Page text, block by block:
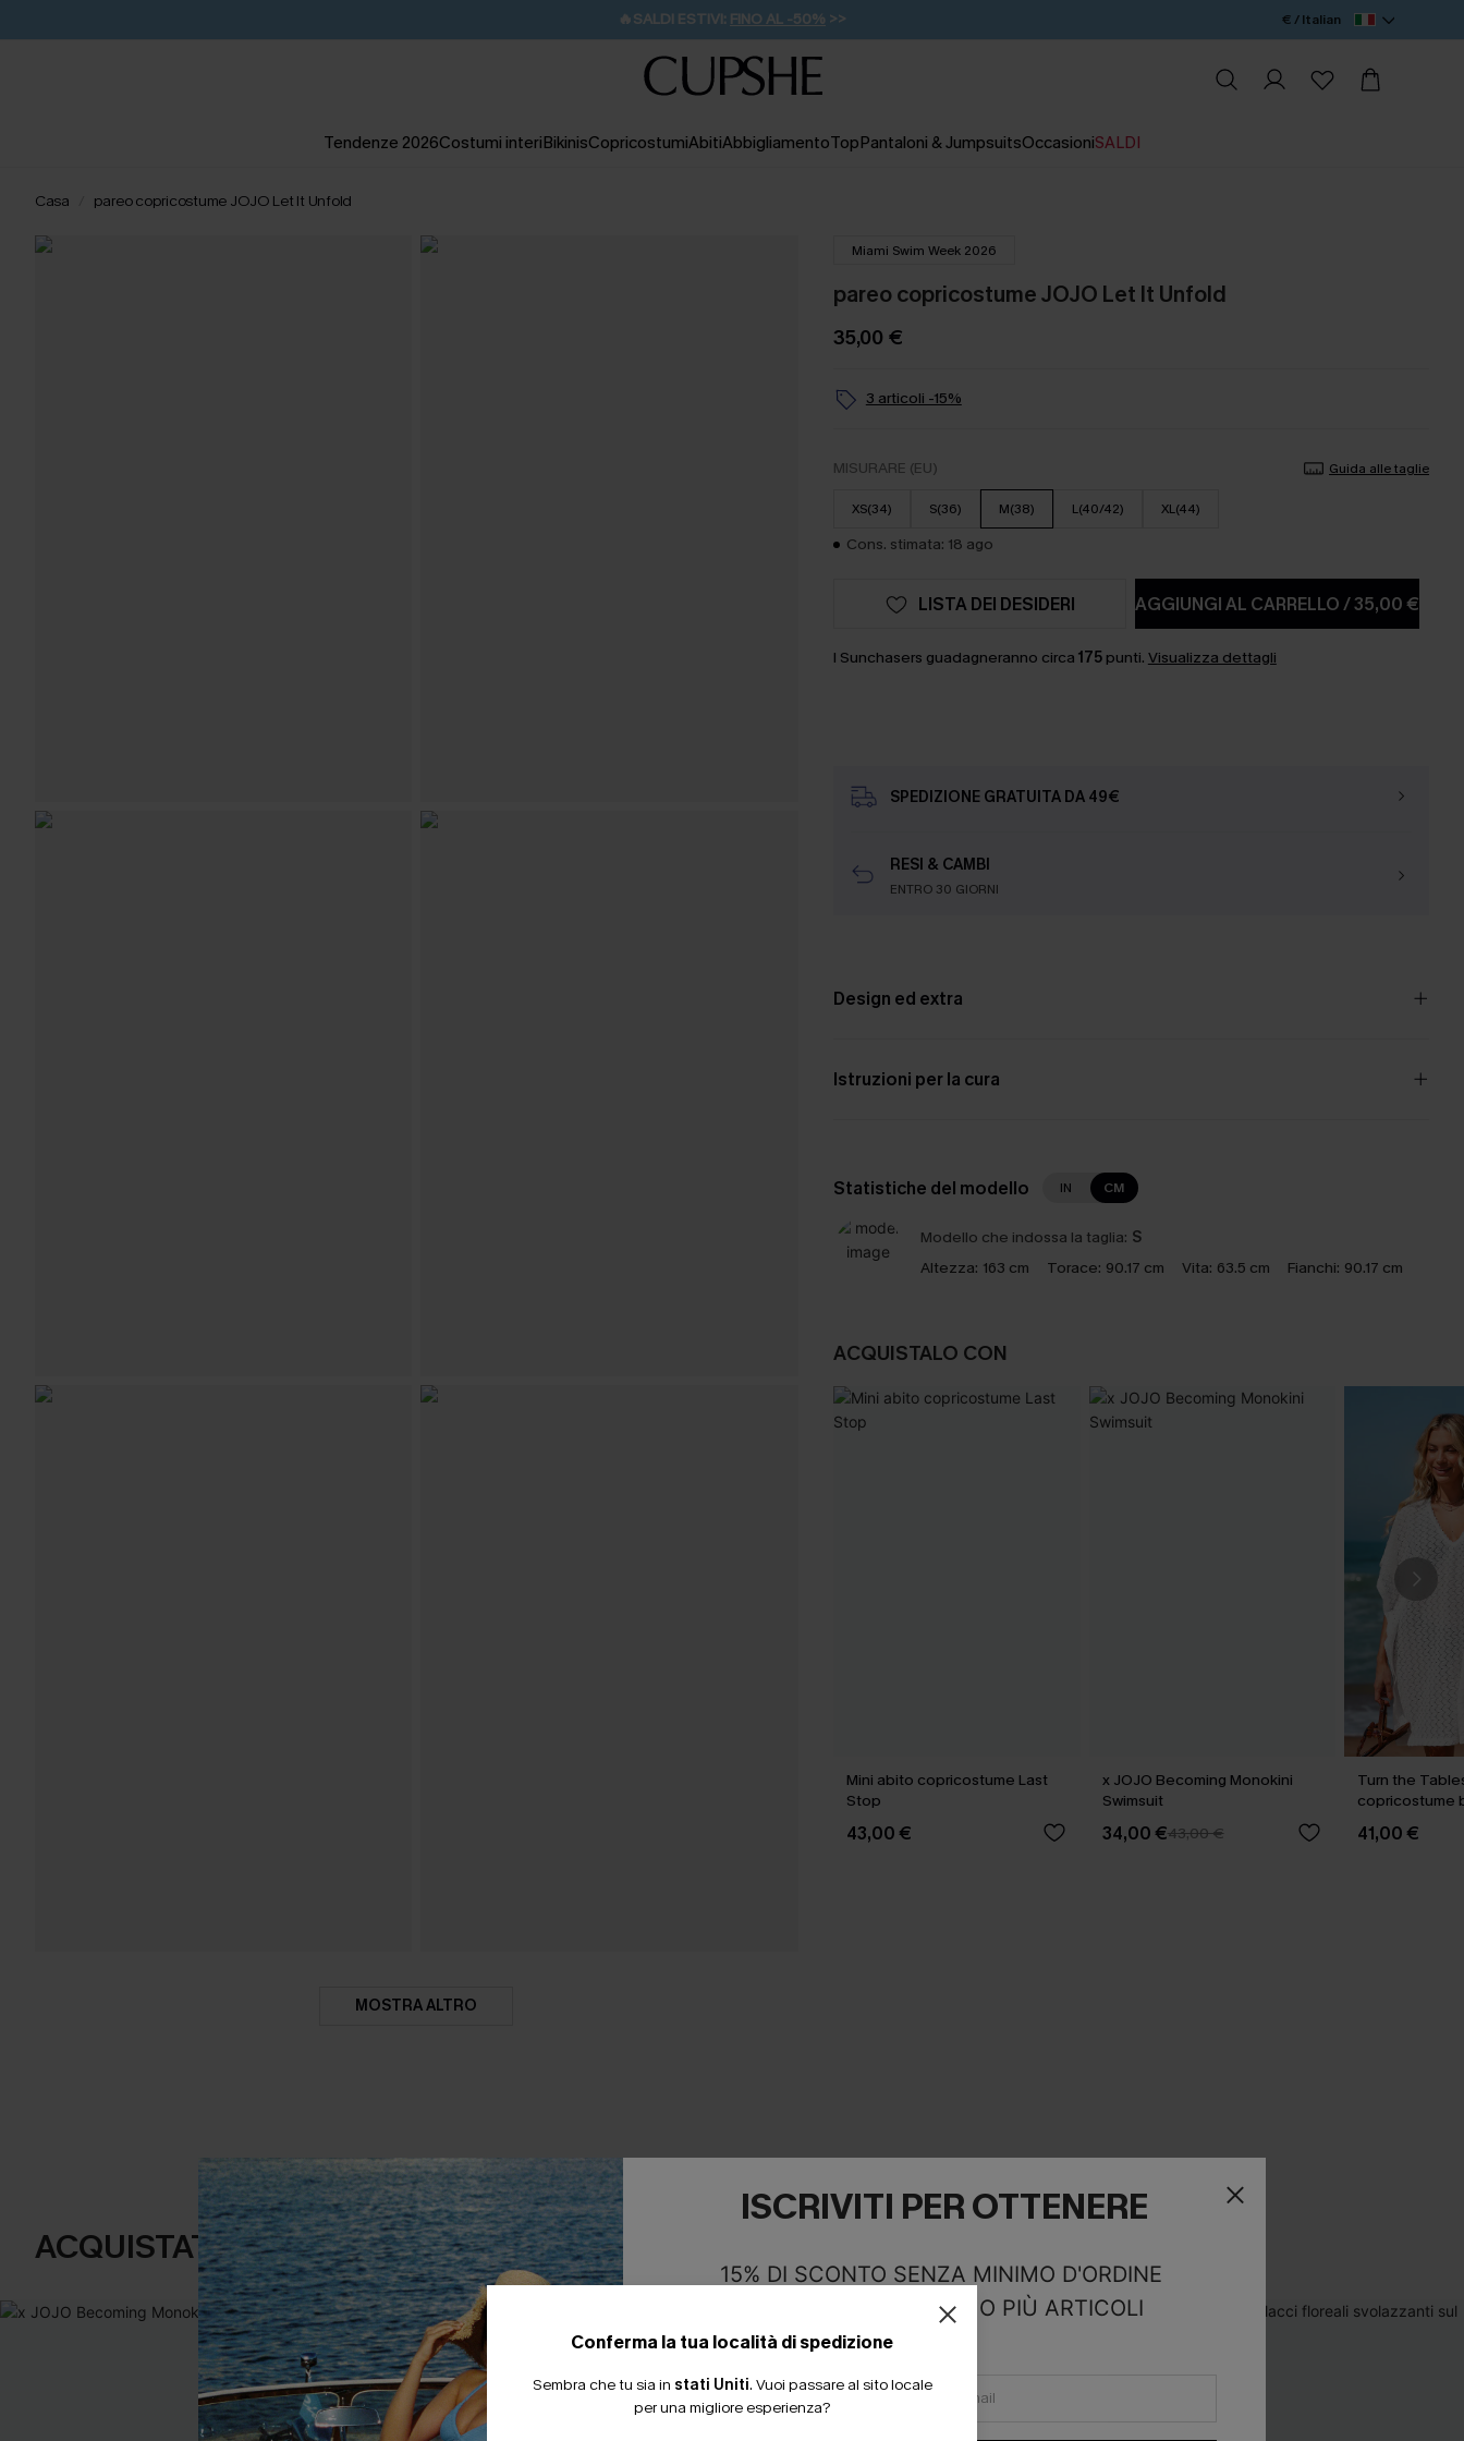
🔥SALDI ESTIVI: FINO AL -50% >>
🚚SPEDIZIONE GRATUITA DA 49€
💌REGALO PER I NUOVI: 20% DI SCONTO*
€ / Italian
Tendenze 2026Costumi interiBikinisCopricostumiAbitiAbbigliamentoTopPantaloni & JumpsuitsOccasioniSALDI
Casa pareo copricostume JOJO Let It Unfold
MOSTRA ALTRO
Miami Swim Week 2026
pareo copricostume JOJO Let It Unfold
35,00 €
3 articoli -15%
MISURARE (EU) Guida alle taglie
XS(34) S(36) M(38) L(40/42) XL(44)
Cons. stimata: 18 ago
AGGIUNGI AL CARRELLO/35,00 €
LISTA DEI DESIDERI
I Sunchasers guadagneranno circa 175punti. Visualizza dettagli
SPEDIZIONE GRATUITA DA 49€
RESI & CAMBI
ENTRO 30 GIORNI
Design ed extra
Istruzioni per la cura
Statistiche del modello IN CM
Modello che indossa la taglia: S
Altezza: 163 cm Torace: 90.17 cm Vita: 63.5 cm Fianchi: 90.17 cm
ACQUISTALO CON
Mini abito copricostume Last
Stop
43,00 €
x JOJO Becoming Monokini
Swimsuit
34,00 €43,00 €
Turn the
copricostume
41,00 €
ACQUISTATI FREQUENTEMENTE INSIEME
Conferma la tua località di spedizione
Sembra che tu sia in stati Uniti. Vuoi passare al sito locale
per una migliore esperienza?
ISCRIVITI PER OTTENERE
15% DI SCONTO SENZA MINIMO D'ORDINE
20% DI SCONTO SU 2 O PIÙ ARTICOLI